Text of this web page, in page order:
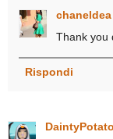
chaneldea
Thank you
Rispondi
DaintyPotato